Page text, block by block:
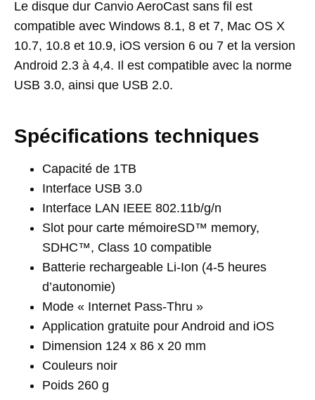
Le disque dur Canvio AeroCast sans fil est
compatible avec Windows 8.1, 8 et 7, Mac OS X
10.7, 10.8 et 10.9, iOS version 6 ou 7 et la version
Android 2.3 à 4,4. Il est compatible avec la norme
USB 3.0, ainsi que USB 2.0.
Spécifications techniques
Capacité de 1TB
Interface USB 3.0
Interface LAN IEEE 802.11b/g/n
Slot pour carte mémoireSD™ memory,
SDHC™, Class 10 compatible
Batterie rechargeable Li-Ion (4-5 heures
d’autonomie)
Mode « Internet Pass-Thru »
Application gratuite pour Android and iOS
Dimension 124 x 86 x 20 mm
Couleurs noir
Poids 260 g